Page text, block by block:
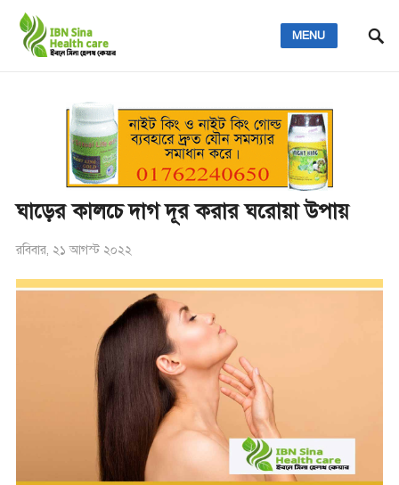
MENU
ঘাড়ের কালচে দাগ দূর করার ঘরোয়া উপায়
রবিবার, ২১ আগস্ট ২০২২